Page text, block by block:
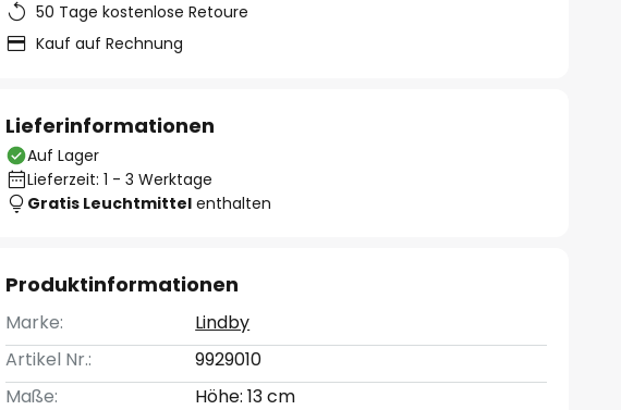
50 Tage kostenlose Retoure
Kauf auf Rechnung
Lieferinformationen
Auf Lager
Lieferzeit: 1 - 3 Werktage
Gratis Leuchtmittel enthalten
Produktinformationen
Marke:
Lindby
Artikel Nr.:
9929010
Maße:
Höhe: 13 cm